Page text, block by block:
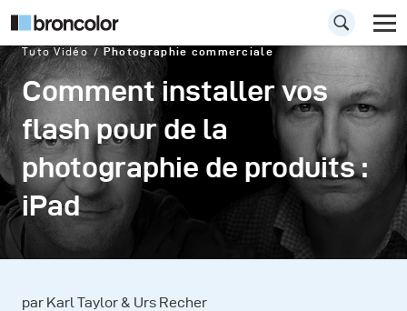
Tuto Vidéo Photographie commerciale
Comment installer vos
flash pour de la
photographie de produits :
iPad
par Karl Taylor & Urs Recher